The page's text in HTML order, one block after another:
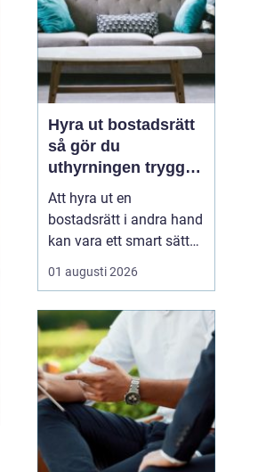
Hyra ut bostadsrätt
så gör du
uthyrningen trygg,
laglig och lönsam
Att hyra ut en
bostadsrätt i andra hand
kan vara ett smart sätt
att täcka kostnader eller
behålla boendet under
stad. Samtidigt upplever
många att regler,
tillstånd, hyresnivå och
försäkringar känns
krångliga. Med rätt
kunskap gå...
01 augusti 2026